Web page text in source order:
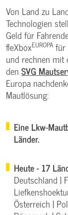
Von Land zu
Technologien
Geld für
fleXboxEUROPA für
und rechnen mit
den SVG
Europa
Mautlösung:
Eine Lkw-
Länder.
Heute - 17
Deutschland |
Österreich |